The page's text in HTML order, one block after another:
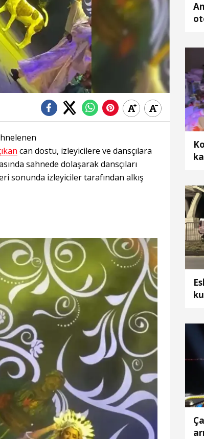
can dostu, izleyicilere ve dansçılara
sahnede dolaşarak dansçıları
sonunda izleyiciler tarafından alkış